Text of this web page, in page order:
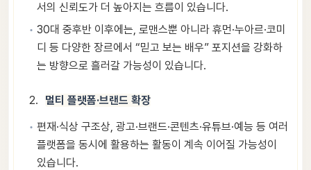
서의 신뢰도가 더 높아지는 흐름이 있습니다.
30대 중후반 이후에는, 로맨스뿐 아니라 휴먼·누아르·코미
디 등 다양한 장르에서 “믿고 보는 배우” 포지션을 강화하
는 방향으로 흘러갈 가능성이 있습니다.
멀티 플랫폼·브랜드 확장
편재·식상 구조상, 광고·브랜드·콘텐츠·유튜브·예능 등 여러
플랫폼을 동시에 활용하는 활동이 계속 이어질 가능성이
있습니다.